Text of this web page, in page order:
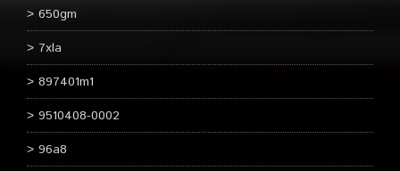
650gm
7xla
897401m1
9510408-0002
96a8